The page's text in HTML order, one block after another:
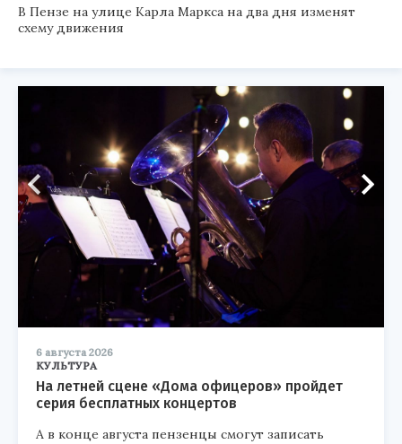
В Пензе на улице Карла Маркса на два дня изменят
схему движения
6 августа 2026
КУЛЬТУРА
На летней сцене «Дома офицеров» пройдет
серия бесплатных концертов
А в конце августа пензенцы смогут записать